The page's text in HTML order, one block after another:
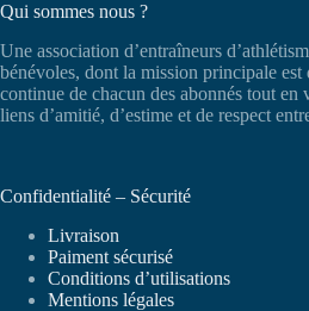
Qui sommes nous ?
Une association d’entraîneurs
bénévoles, dont la mission principale est
continue de chacun des abonnés tout en
liens d’amitié, d’estime et de respect
Confidentialité – Sécurité
Livraison
Paiment sécurisé
Conditions d’utilisations
Mentions légales